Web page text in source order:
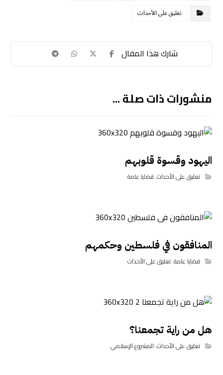
تعليق على الأحداث
منشورات ذات صلة ...
اليهود وقسوة قلوبهم
تعليق على الأحداث,قضايا عامة
المنافقون في فلسطين وحكمهم
قضايا عامة,تعليق على الأحداث
هل من راية تجمعنا؟
تعليق على الأحداث,المشروع الإسلامي